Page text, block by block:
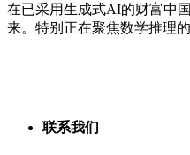
在已采用生成式AI的财富中
来。特别正在聚焦数学推理
联系我们